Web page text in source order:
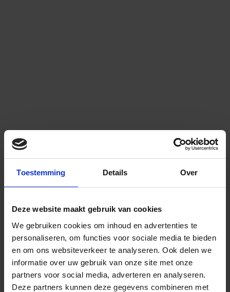
Toestemming Details Over
Deze website maakt gebruik van cookies
We gebruiken cookies om inhoud en advertenties te
personaliseren, om functies voor sociale media te bieden
en om ons websiteverkeer te analyseren. Ook delen we
informatie over uw gebruik van onze site met onze
partners voor social media, adverteren en analyseren.
Deze partners kunnen deze gegevens combineren met